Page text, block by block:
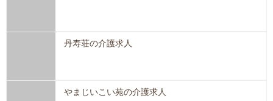
丹寿荘の介護求人
やまじいこい苑の介護求人